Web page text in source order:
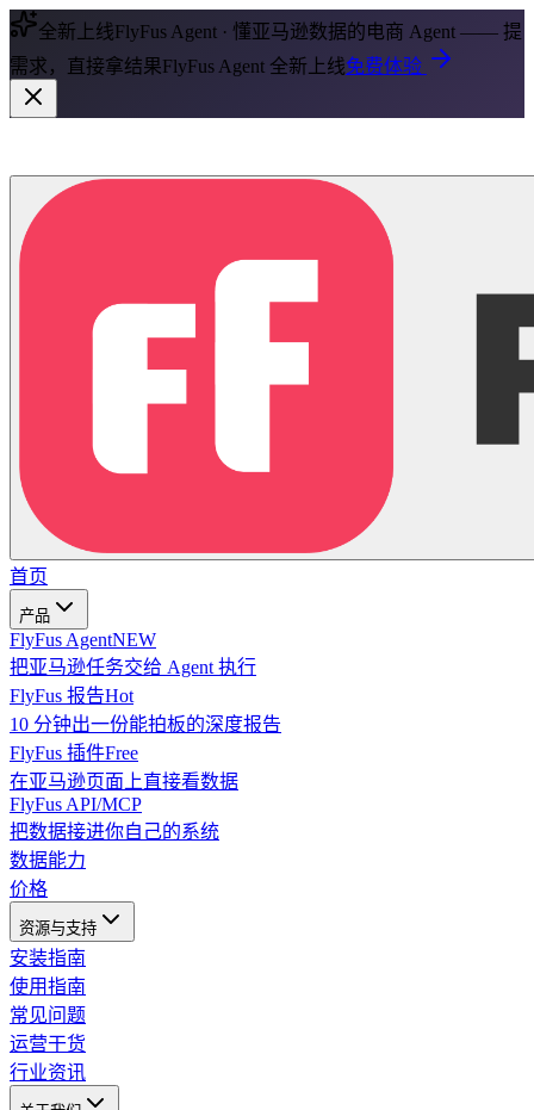
全新上线FlyFus Agent · 懂亚马逊数据的电商 Agent —— 提
需求，直接拿结果FlyFus Agent 全新上线免费体验
首页
产品
FlyFus AgentNEW
把亚马逊任务交给 Agent 执行
FlyFus 报告Hot
10 分钟出一份能拍板的深度报告
FlyFus 插件Free
在亚马逊页面上直接看数据
FlyFus API/MCP
把数据接进你自己的系统
数据能力
价格
资源与支持
安装指南
使用指南
常见问题
运营干货
行业资讯